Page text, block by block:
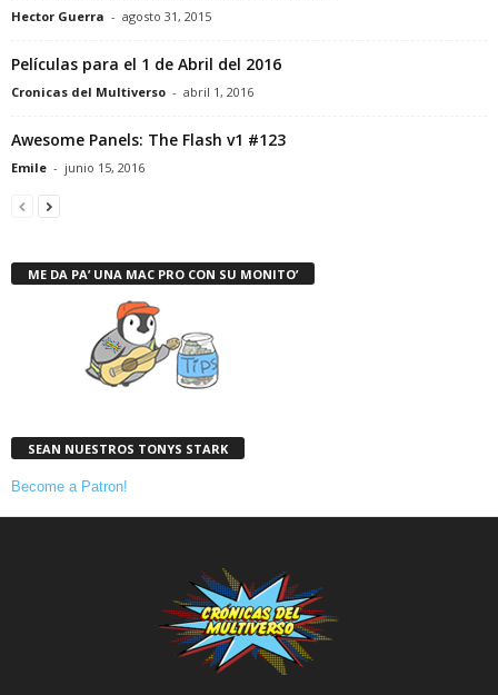
Hector Guerra - agosto 31, 2015
Películas para el 1 de Abril del 2016
Cronicas del Multiverso - abril 1, 2016
Awesome Panels: The Flash v1 #123
Emile - junio 15, 2016
ME DA PA’ UNA MAC PRO CON SU MONITO’
SEAN NUESTROS TONYS STARK
Become a Patron!